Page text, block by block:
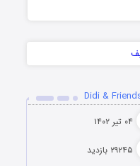
۰۴ تیر ۱۴۰۲
۲۹۲۴۵ بازدید